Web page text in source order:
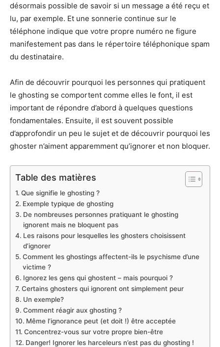
désormais possible de savoir si un message a été reçu et
lu, par exemple. Et une sonnerie continue sur le
téléphone indique que votre propre numéro ne figure
manifestement pas dans le répertoire téléphonique spam
du destinataire.
Afin de découvrir pourquoi les personnes qui pratiquent
le ghosting se comportent comme elles le font, il est
important de répondre d’abord à quelques questions
fondamentales. Ensuite, il est souvent possible
d’approfondir un peu le sujet et de découvrir pourquoi les
ghoster n’aiment apparemment qu’ignorer et non bloquer.
Table des matières
Que signifie le ghosting ?
Exemple typique de ghosting
De nombreuses personnes pratiquant le ghosting
ignorent mais ne bloquent pas
Les raisons pour lesquelles les ghosters choisissent
d’ignorer
Comment les ghostings affectent-ils le psychisme d’une
victime ?
Ignorez les gens qui ghostent – mais pourquoi ?
Certains ghosters qui ignorent ont simplement peur
Un exemple?
Comment réagir aux ghosting ?
Même l’ignorance peut (et doit !) être acceptée
Concentrez-vous sur votre propre bien-être
Danger! Ignorer les harceleurs n’est pas du ghosting !